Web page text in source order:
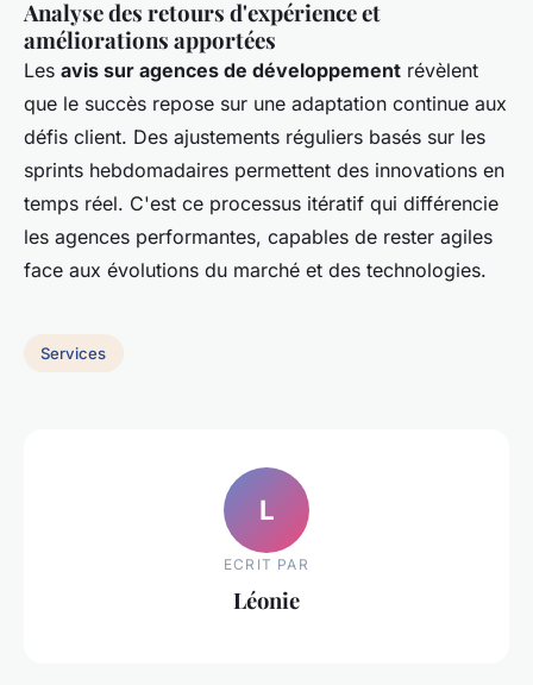
Analyse des retours d'expérience et
améliorations apportées
Les avis sur agences de développement révèlent
que le succès repose sur une adaptation continue aux
défis client. Des ajustements réguliers basés sur les
sprints hebdomadaires permettent des innovations en
temps réel. C'est ce processus itératif qui différencie
les agences performantes, capables de rester agiles
face aux évolutions du marché et des technologies.
Services
L
ECRIT PAR
Léonie